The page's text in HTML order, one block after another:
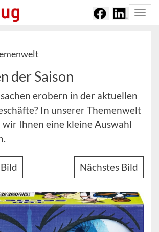
der Saison
erobern in der aktuellen
In unserer Themenwelt
Ihnen eine kleine Auswahl
Nächstes Bild